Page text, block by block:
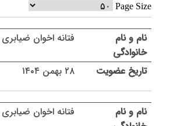
Page Size
فتانه اخوان ضیابری
۲۸ بهمن ۱۴۰۴
فتانه اخوان ضیابری